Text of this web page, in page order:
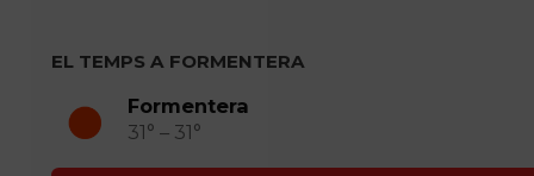
EL TEMPS A FORMENTERA
Formentera
31° – 31°